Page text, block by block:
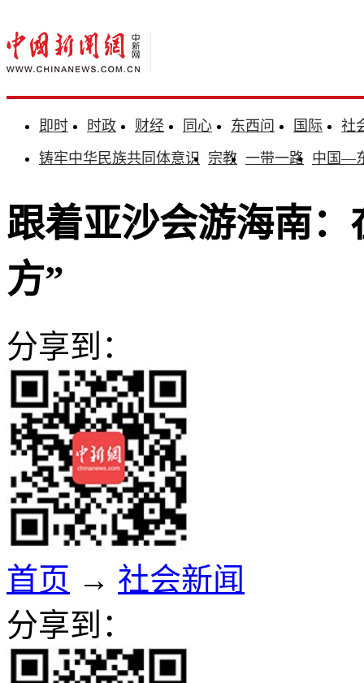
即时 时政 财经 同心 东西问 国际
社
铸牢中华民族共同体意识 宗教 一带一路 中国—
跟着亚沙会游海南
方”
分享到：
首页 → 社会新闻
分享到：